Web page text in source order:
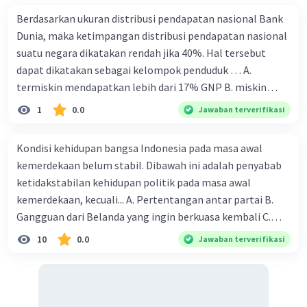
Berdasarkan ukuran distribusi pendapatan nasional Bank
Dunia, maka ketimpangan distribusi pendapatan nasional
suatu negara dikatakan rendah jika 40%. Hal tersebut
dapat dikatakan sebagai kelompok penduduk … A.
termiskin mendapatkan lebih dari 17% GNP B. miskin
mendapatkan 12% - 17% GNP C. terkaya mendapatkan
17% GNP D. kaya mendapatkan 12% - 17% GNP E. miskin
1 0.0 Jawaban terverifikasi
Kondisi kehidupan bangsa Indonesia pada masa awal
kemerdekaan belum stabil. Dibawah ini adalah penyabab
ketidakstabilan kehidupan politik pada masa awal
kemerdekaan, kecuali... A. Pertentangan antar partai B.
Gangguan dari Belanda yang ingin berkuasa kembali C.
Munculnya kesulitan ekonomi dan keuangan D. Terjadinya
bentrokan antar etnis E. Munculnya gangguan keamanan
10 0.0 Jawaban terverifikasi